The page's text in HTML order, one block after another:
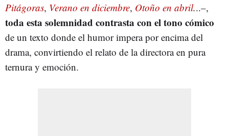
Pitágoras, Verano en diciembre, Otoño en abril...–,
toda esta solemnidad contrasta con el tono cómico
de un texto donde el humor impera por encima del
drama, convirtiendo el relato de la directora en pura
ternura y emoción.